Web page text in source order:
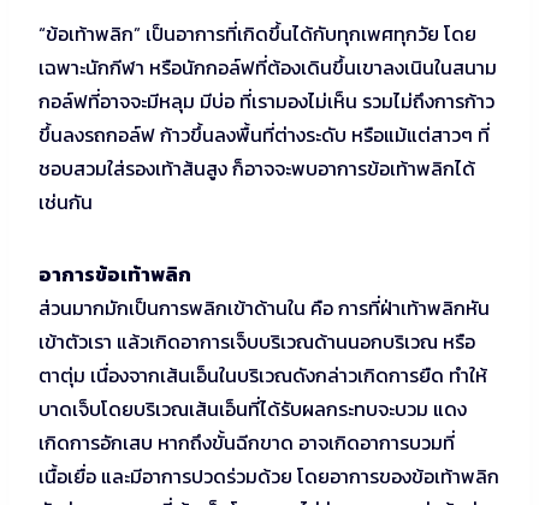
“ข้อเท้าพลิก” เป็นอาการที่เกิดขึ้นได้กับทุกเพศทุกวัย โดย
เฉพาะนักกีฬา หรือนักกอล์ฟที่ต้องเดินขึ้นเขาลงเนินในสนาม
กอล์ฟที่อาจจะมีหลุม มีบ่อ ที่เรามองไม่เห็น รวมไม่ถึงการก้าว
ขึ้นลงรถกอล์ฟ ก้าวขึ้นลงพื้นที่ต่างระดับ หรือแม้แต่สาวๆ ที่
ชอบสวมใส่รองเท้าส้นสูง ก็อาจจะพบอาการข้อเท้าพลิกได้
เช่นกัน
อาการข้อเท้าพลิก
ส่วนมากมักเป็นการพลิกเข้าด้านใน คือ การที่ฝ่าเท้าพลิกหัน
เข้าตัวเรา แล้วเกิดอาการเจ็บบริเวณด้านนอกบริเวณ หรือ
ตาตุ่ม เนื่องจากเส้นเอ็นในบริเวณดังกล่าวเกิดการยืด ทำให้
บาดเจ็บโดยบริเวณเส้นเอ็นที่ได้รับผลกระทบจะบวม แดง
เกิดการอักเสบ หากถึงขั้นฉีกขาด อาจเกิดอาการบวมที่
เนื้อเยื่อ และมีอาการปวดร่วมด้วย โดยอาการของข้อเท้าพลิก